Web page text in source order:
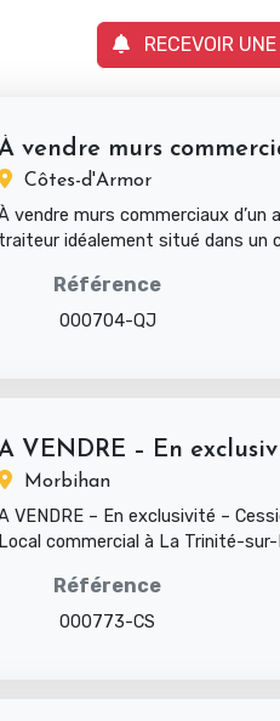
RECEVOIR
Côtes-d'Armor
vendre murs commerciaux
traiteur idéalement situé dans un
Référence
000704-QJ
VENDRE – En
Morbihan
VENDRE – En exclusivité –
Local commercial à La Trinité-
Référence
000773-CS